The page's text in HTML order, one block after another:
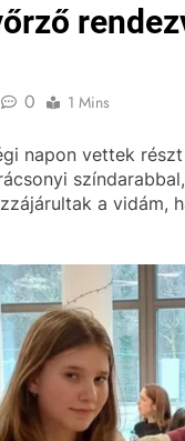
0 1 Mins
napon vettek
a vidám,